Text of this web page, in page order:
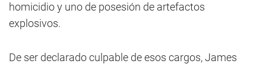
homicidio y uno de posesión de artefactos
explosivos.
De ser declarado culpable de esos cargos, James